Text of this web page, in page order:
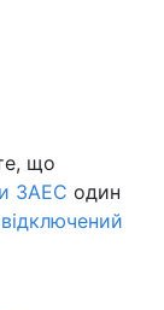
що
ЗАЕС один
відключений